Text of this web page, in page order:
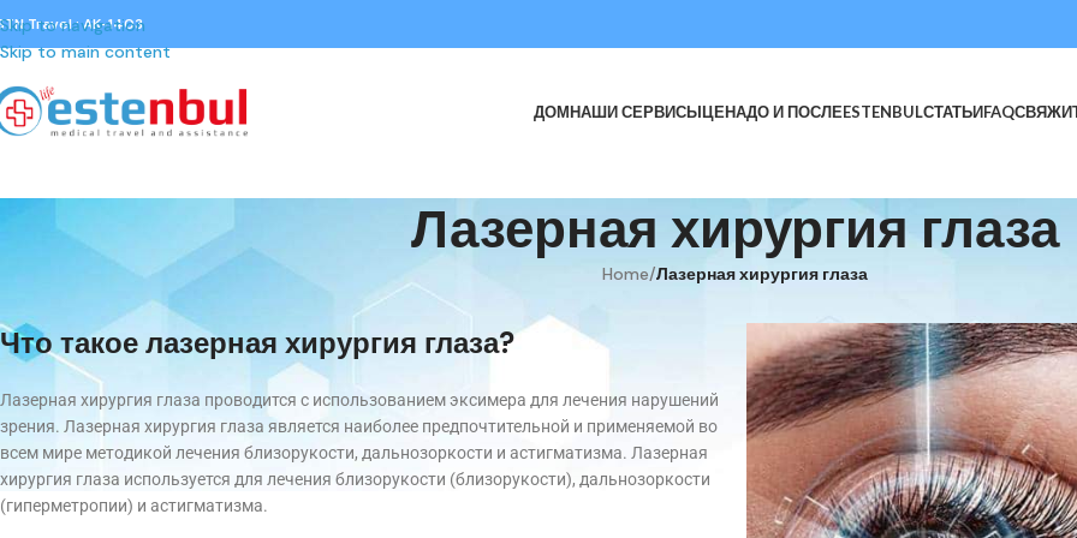
Skip to navigation
Skip to main content
Travel : AK-1403
ДОМНАШИ СЕРВИСЫЦЕНАДО И ПОСЛЕESTENBULСТАТЬИFAQ
Лазерная хирургия глаза
Home/Лазерная хирургия глаза
Что такое лазерная хирургия глаза?
Лазерная хирургия глаза проводится с использованием эксимера для лечения нарушений
зрения. Лазерная хирургия глаза является наиболее предпочтительной и применяемой во
всем мире методикой лечения близорукости, дальнозоркости и астигматизма. Лазерная
хирургия глаза используется для лечения близорукости (близорукости), дальнозоркости
(гиперметропии) и астигматизма.